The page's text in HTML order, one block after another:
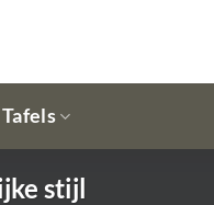
Tafels
stijl